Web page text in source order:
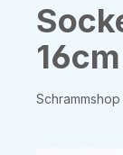
16cm
Schrammshop